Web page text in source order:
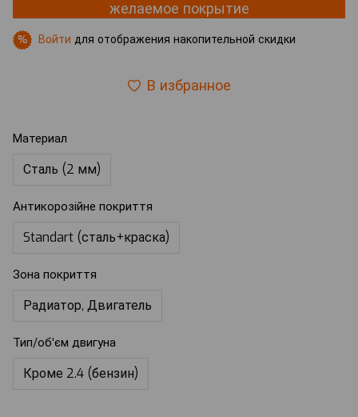
желаемое покрытие
% Войти для отображения накопительной скидки
В избранное
Материал
Сталь (2 мм)
Антикорозійне покриття
Standart (сталь+краска)
Зона покриття
Радиатор, Двигатель
Тип/об'єм двигуна
Кроме 2.4 (бензин)